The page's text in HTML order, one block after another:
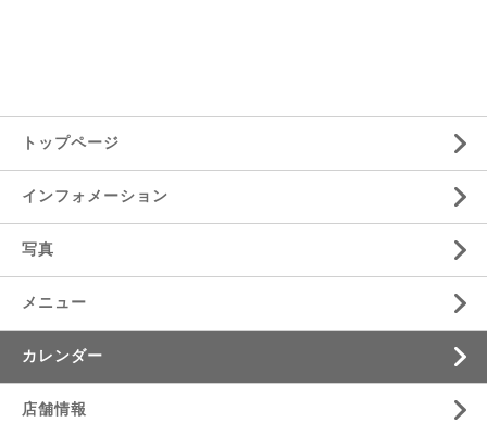
トップページ
インフォメーション
写真
メニュー
カレンダー
店舗情報